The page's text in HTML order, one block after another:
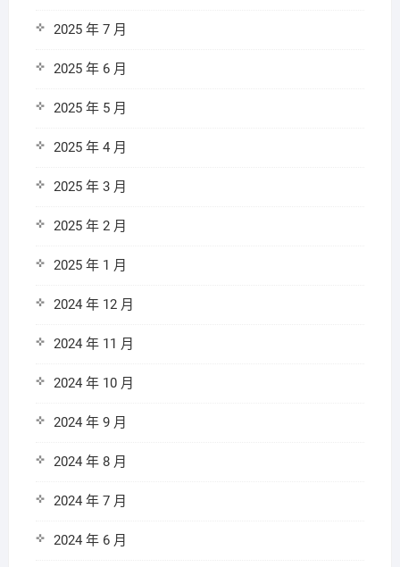
2025 年 7 月
2025 年 6 月
2025 年 5 月
2025 年 4 月
2025 年 3 月
2025 年 2 月
2025 年 1 月
2024 年 12 月
2024 年 11 月
2024 年 10 月
2024 年 9 月
2024 年 8 月
2024 年 7 月
2024 年 6 月